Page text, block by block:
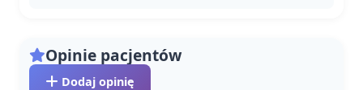
Opinie pacjentów
Dodaj opinię